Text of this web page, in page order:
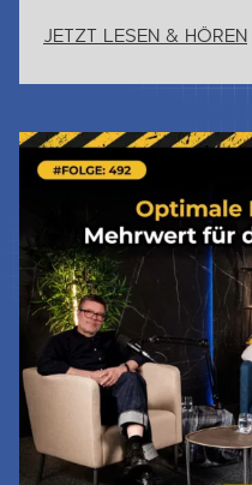
JETZT LESEN & HÖREN
Jetzt Lesen & Hören